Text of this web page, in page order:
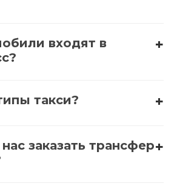
входят в
Solaris, Hyundai Accent
Picanto
такси?
– стандартные автомобили,
по телефону или через
заказать трансфер